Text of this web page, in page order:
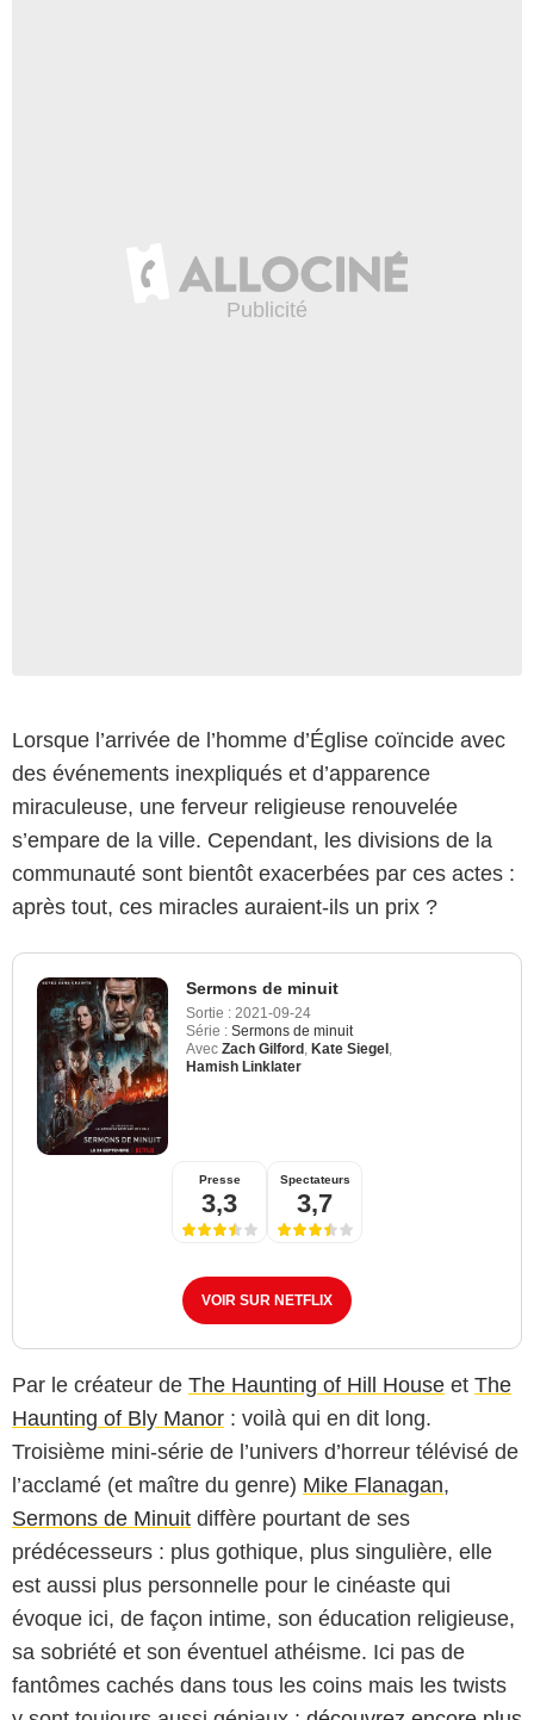
Lorsque l’arrivée de l’homme d’Église coïncide avec
des événements inexpliqués et d’apparence
miraculeuse, une ferveur religieuse renouvelée
s’empare de la ville. Cependant, les divisions de la
communauté sont bientôt exacerbées par ces actes :
après tout, ces miracles auraient-ils un prix ?
Sermons de minuit
Sortie : 2021-09-24
Série : Sermons de minuit
Avec Zach Gilford Kate Siegel
Hamish Linklater
Presse
3,3
Spectateurs
3,7
VOIR SUR NETFLIX
Par le créateur de The Haunting of Hill House et The
Haunting of Bly Manor : voilà qui en dit long.
Troisième mini-série de l’univers d’horreur télévisé de
l’acclamé (et maître du genre) Mike Flanagan,
Sermons de Minuit diffère pourtant de ses
prédécesseurs : plus gothique, plus singulière, elle
est aussi plus personnelle pour le cinéaste qui
évoque ici, de façon intime, son éducation religieuse,
sa sobriété et son éventuel athéisme. Ici pas de
fantômes cachés dans tous les coins mais les twists